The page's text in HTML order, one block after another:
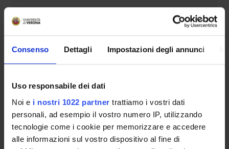
Consenso Dettagli Impostazioni degli annunci
Uso responsabile dei dati
Noi e i nostri 1022 partner trattiamo i vostri dati
personali, ad esempio il vostro numero IP, utilizzando
tecnologie come i cookie per memorizzare e accedere
alle informazioni sul vostro dispositivo al fine di
GOVERNANCE
COMMISSIONI
UFFICI E STRUTTURE DI SERVIZIO